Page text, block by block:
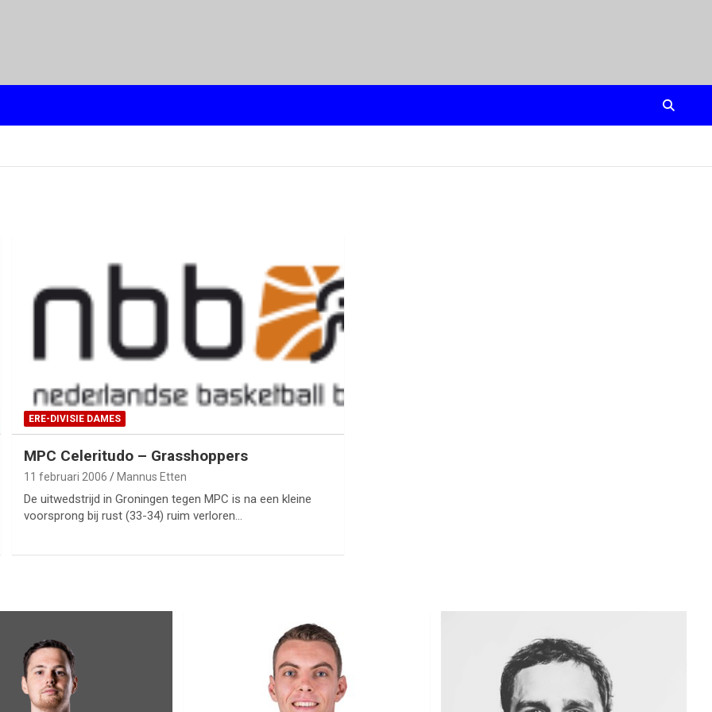
ERE-DIVISIE DAMES
MPC Celeritudo – Grasshoppers
11 februari 2006 Mannus Etten
De uitwedstrijd in Groningen tegen MPC is na een kleine
voorsprong bij rust (33-34) ruim verloren…